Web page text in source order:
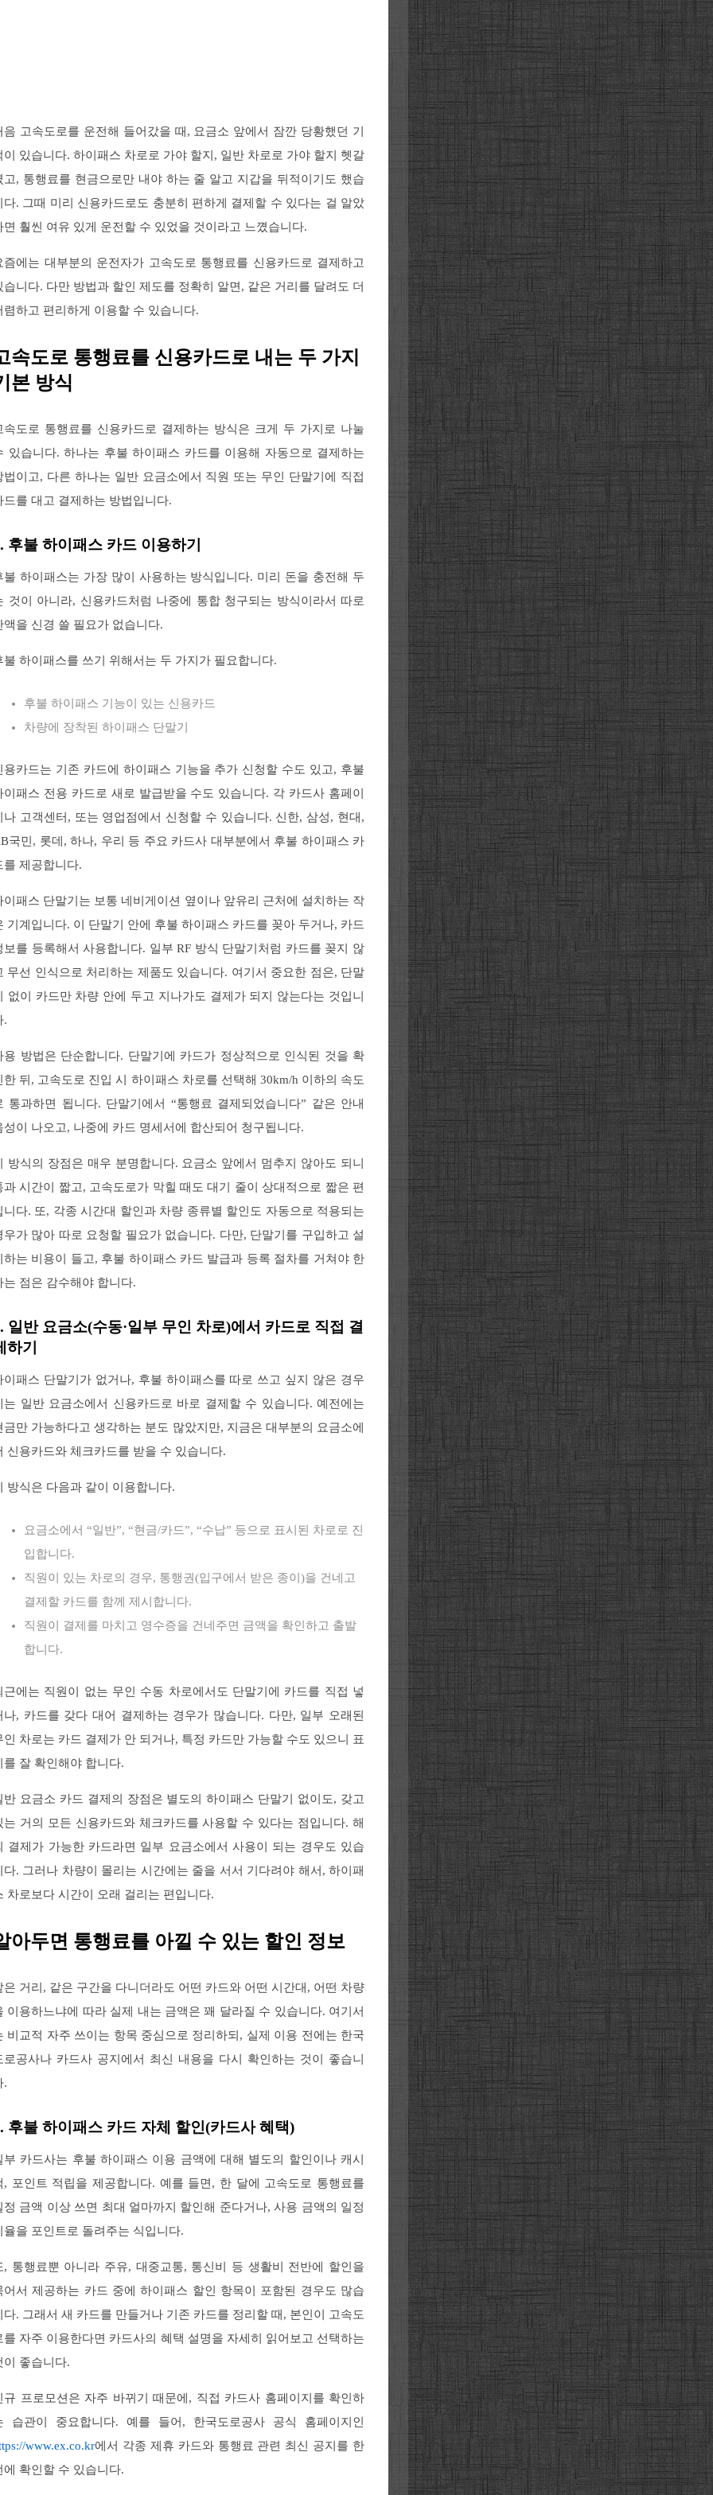
음 고속도로를 운전해 들어갔을 때, 요금소 앞에서 잠깐 당황했던 기
이 있습니다. 하이패스 차로로 가야 할지, 일반 차로로 가야 할지 헷갈
고, 통행료를 현금으로만 내야 하는 줄 알고 지갑을 뒤적이기도 했습
다. 그때 미리 신용카드로도 충분히 편하게 결제할 수 있다는 걸 알았
면 훨씬 여유 있게 운전할 수 있었을 것이라고 느꼈습니다.
즘에는 대부분의 운전자가 고속도로 통행료를 신용카드로 결제하고
습니다. 다만 방법과 할인 제도를 정확히 알면, 같은 거리를 달려도 더
렴하고 편리하게 이용할 수 있습니다.
속도로 통행료를 신용카드로 내는 두 가지
본 방식
속도로 통행료를 신용카드로 결제하는 방식은 크게 두 가지로 나눌
있습니다. 하나는 후불 하이패스 카드를 이용해 자동으로 결제하는
법이고, 다른 하나는 일반 요금소에서 직원 또는 무인 단말기에 직접
드를 대고 결제하는 방법입니다.
후불 하이패스 카드 이용하기
불 하이패스는 가장 많이 사용하는 방식입니다. 미리 돈을 충전해 두
것이 아니라, 신용카드처럼 나중에 통합 청구되는 방식이라서 따로
액을 신경 쓸 필요가 없습니다.
불 하이패스를 쓰기 위해서는 두 가지가 필요합니다.
후불 하이패스 기능이 있는 신용카드
차량에 장착된 하이패스 단말기
용카드는 기존 카드에 하이패스 기능을 추가 신청할 수도 있고, 후불
이패스 전용 카드로 새로 발급받을 수도 있습니다. 각 카드사 홈페이
나 고객센터, 또는 영업점에서 신청할 수 있습니다. 신한, 삼성, 현대,
국민, 롯데, 하나, 우리 등 주요 카드사 대부분에서 후불 하이패스 카
를 제공합니다.
이패스 단말기는 보통 네비게이션 옆이나 앞유리 근처에 설치하는 작
기계입니다. 이 단말기 안에 후불 하이패스 카드를 꽂아 두거나, 카드
보를 등록해서 사용합니다. 일부 RF 방식 단말기처럼 카드를 꽂지 않
무선 인식으로 처리하는 제품도 있습니다. 여기서 중요한 점은, 단말
없이 카드만 차량 안에 두고 지나가도 결제가 되지 않는다는 것입니
.
용 방법은 단순합니다. 단말기에 카드가 정상적으로 인식된 것을 확
한 뒤, 고속도로 진입 시 하이패스 차로를 선택해 30km/h 이하의 속도
통과하면 됩니다. 단말기에서 “통행료 결제되었습니다” 같은 안내
성이 나오고, 나중에 카드 명세서에 합산되어 청구됩니다.
방식의 장점은 매우 분명합니다. 요금소 앞에서 멈추지 않아도 되니
과 시간이 짧고, 고속도로가 막힐 때도 대기 줄이 상대적으로 짧은 편
니다. 또, 각종 시간대 할인과 차량 종류별 할인도 자동으로 적용되는
우가 많아 따로 요청할 필요가 없습니다. 다만, 단말기를 구입하고 설
하는 비용이 들고, 후불 하이패스 카드 발급과 등록 절차를 거쳐야 한
는 점은 감수해야 합니다.
일반 요금소(수동·일부 무인 차로)에서 카드로 직접 결
하기
이패스 단말기가 없거나, 후불 하이패스를 따로 쓰고 싶지 않은 경우
는 일반 요금소에서 신용카드로 바로 결제할 수 있습니다. 예전에는
금만 가능하다고 생각하는 분도 많았지만, 지금은 대부분의 요금소에
신용카드와 체크카드를 받을 수 있습니다.
방식은 다음과 같이 이용합니다.
요금소에서 “일반”, “현금/카드”, “수납” 등으로 표시된 차로로 진
입합니다.
직원이 있는 차로의 경우, 통행권(입구에서 받은 종이)을 건네고
결제할 카드를 함께 제시합니다.
직원이 결제를 마치고 영수증을 건네주면 금액을 확인하고 출발
합니다.
근에는 직원이 없는 무인 수동 차로에서도 단말기에 카드를 직접 넣
나, 카드를 갖다 대어 결제하는 경우가 많습니다. 다만, 일부 오래된
인 차로는 카드 결제가 안 되거나, 특정 카드만 가능할 수도 있으니 표
를 잘 확인해야 합니다.
반 요금소 카드 결제의 장점은 별도의 하이패스 단말기 없이도, 갖고
는 거의 모든 신용카드와 체크카드를 사용할 수 있다는 점입니다. 해
결제가 가능한 카드라면 일부 요금소에서 사용이 되는 경우도 있습
다. 그러나 차량이 몰리는 시간에는 줄을 서서 기다려야 해서, 하이패
차로보다 시간이 오래 걸리는 편입니다.
아두면 통행료를 아낄 수 있는 할인 정보
은 거리, 같은 구간을 다니더라도 어떤 카드와 어떤 시간대, 어떤 차량
이용하느냐에 따라 실제 내는 금액은 꽤 달라질 수 있습니다. 여기서
비교적 자주 쓰이는 항목 중심으로 정리하되, 실제 이용 전에는 한국
로공사나 카드사 공지에서 최신 내용을 다시 확인하는 것이 좋습니
.
후불 하이패스 카드 자체 할인(카드사 혜택)
부 카드사는 후불 하이패스 이용 금액에 대해 별도의 할인이나 캐시
, 포인트 적립을 제공합니다. 예를 들면, 한 달에 고속도로 통행료를
정 금액 이상 쓰면 최대 얼마까지 할인해 준다거나, 사용 금액의 일정
율을 포인트로 돌려주는 식입니다.
, 통행료뿐 아니라 주유, 대중교통, 통신비 등 생활비 전반에 할인을
어서 제공하는 카드 중에 하이패스 할인 항목이 포함된 경우도 많습
다. 그래서 새 카드를 만들거나 기존 카드를 정리할 때, 본인이 고속도
를 자주 이용한다면 카드사의 혜택 설명을 자세히 읽어보고 선택하는
이 좋습니다.
규 프로모션은 자주 바뀌기 때문에, 직접 카드사 홈페이지를 확인하
습관이 중요합니다. 예를 들어, 한국도로공사 공식 홈페이지인
www.ex.co.kr에서 각종 제휴 카드와 통행료 관련 최신 공지를 한
에 확인할 수 있습니다.